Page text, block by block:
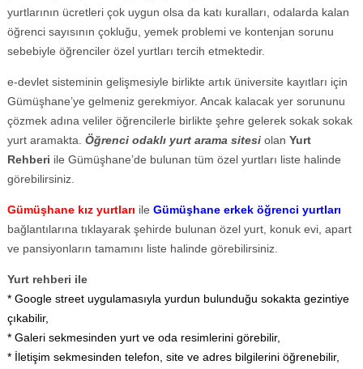
yurtlarının ücretleri çok uygun olsa da katı kuralları, odalarda kalan
öğrenci sayısının çokluğu, yemek problemi ve kontenjan sorunu
sebebiyle öğrenciler özel yurtları tercih etmektedir.
e-devlet sisteminin gelişmesiyle birlikte artık üniversite kayıtları için
Gümüşhane’ye gelmeniz gerekmiyor. Ancak kalacak yer sorununu
çözmek adına veliler öğrencilerle birlikte şehre gelerek sokak sokak
yurt aramakta. Öğrenci odaklı yurt arama sitesiolan Yurt
Rehberi ile Gümüşhane’de bulunan tüm özel yurtları liste halinde
görebilirsiniz.
Gümüşhane kız yurtları ile Gümüşhane erkek öğrenci yurtları
bağlantılarına tıklayarak şehirde bulunan özel yurt, konuk evi, apart
ve pansiyonların tamamını liste halinde görebilirsiniz.
Yurt rehberi ile
* Google street uygulamasıyla yurdun bulunduğu sokakta gezintiye
çıkabilir,
* Galeri sekmesinden yurt ve oda resimlerini görebilir,
* İletişim sekmesinden telefon, site ve adres bilgilerini öğrenebilir,